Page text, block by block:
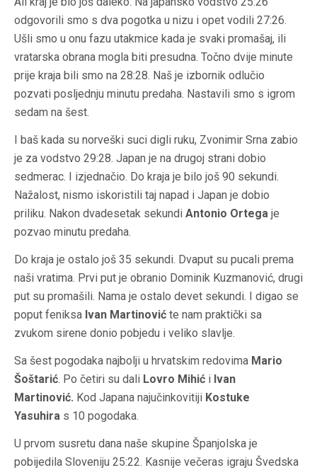
odgovorili smo s dva pogotka u nizu i opet vodili 27:26.
Ušli smo u onu fazu utakmice kada je svaki promašaj, ili
vratarska obrana mogla biti presudna. Točno dvije minute
prije kraja bili smo na 28:28. Naš je izbornik odlučio
pozvati posljednju minutu predaha. Nastavili smo s igrom
sedam na šest.
I baš kada su norveški suci digli ruku, Zvonimir Srna zabio
je za vodstvo 29:28. Japan je na drugoj strani dobio
sedmerac. I izjednačio. Do kraja je bilo još 90 sekundi.
Nažalost, nismo iskoristili taj napad i Japan je dobio
priliku. Nakon dvadesetak sekundi Antonio Ortega je
pozvao minutu predaha.
Do kraja je ostalo još 35 sekundi. Dvaput su pucali prema
naši vratima. Prvi put je obranio Dominik Kuzmanović, drugi
put su promašili. Nama je ostalo devet sekundi. I digao se
poput feniksa Ivan Martinović te nam praktički sa
zvukom sirene donio pobjedu i veliko slavlje.
Sa šest pogodaka najbolji u hrvatskim redovima Mario
Šoštarić. Po četiri su dali Lovro Mihić i Ivan
Martinović. Kod Japana najučinkovitiji Kostuke
Yasuhira s 10 pogodaka.
U prvom susretu dana naše skupine Španjolska je
pobijedila Sloveniju 25:22. Kasnije večeras igraju Švedska